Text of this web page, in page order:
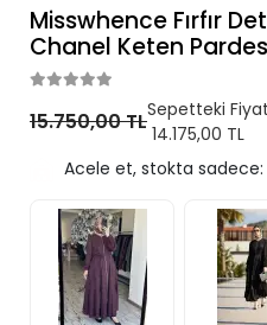
Misswhence Fırfır
Chanel Keten
15.750,00 TLSepetteki Fiyat
14.175,00 TL
Acele et, stokta sadece: